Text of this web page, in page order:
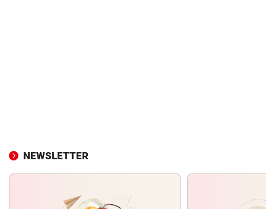
NEWSLETTER